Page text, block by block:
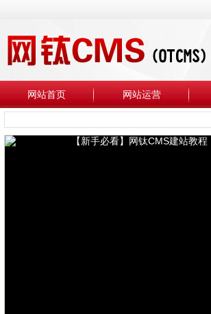
网站首页 网站运营